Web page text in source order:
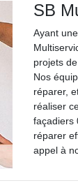
SB
Ayant
projets
Nos
réparer,
réaliser
façadiers
réparer
appel à